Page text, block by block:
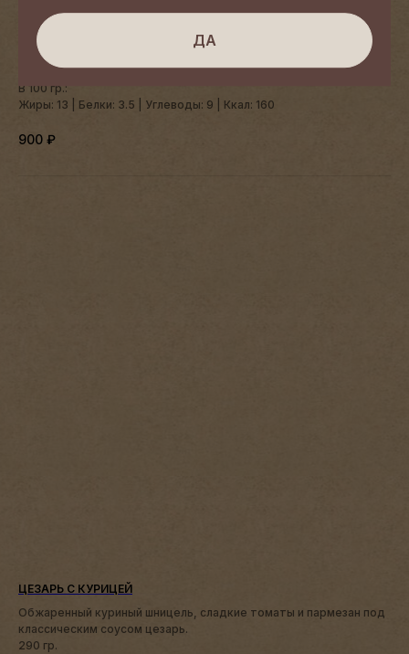
ДА
маслом , на подложке соуса "хумус-рикотта", создавая баланс
свежести, лёгкой кислинки и насыщенного вкуса.
450 гр.
В 100 гр.:
Жиры: 13 | Белки: 3.5 | Углеводы: 9 | Ккал: 160
900 ₽
ЦЕЗАРЬ С КУРИЦЕЙ
Обжаренный куриный шницель, сладкие томаты и пармезан под
классическим соусом цезарь.
290 гр.